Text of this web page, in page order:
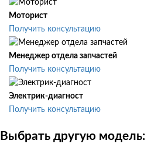
Моторист
Получить консультацию
Менеджер отдела запчастей
Получить консультацию
Электрик-диагност
Получить консультацию
Выбрать другую модель: